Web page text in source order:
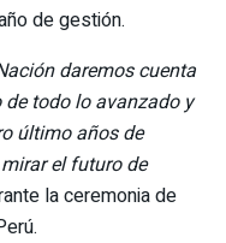
de gestión.
daremos cuenta
todo lo avanzado y
último años de
el futuro de
la ceremonia de